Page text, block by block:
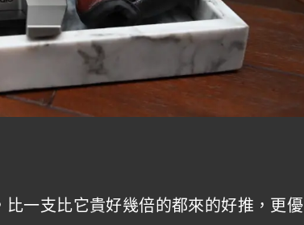
一支比它貴好幾倍的都來的好推，更優